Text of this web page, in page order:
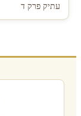
עתיק פרק ד